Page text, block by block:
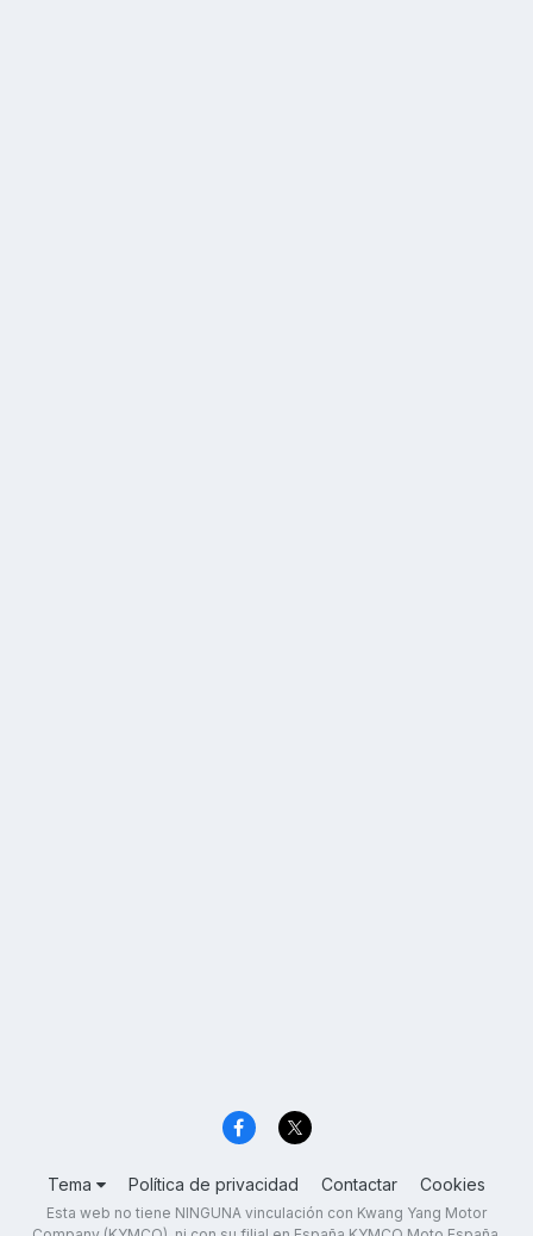
Tema Política de privacidad Contactar Cookies
Esta web no tiene NINGUNA vinculación con Kwang Yang Motor